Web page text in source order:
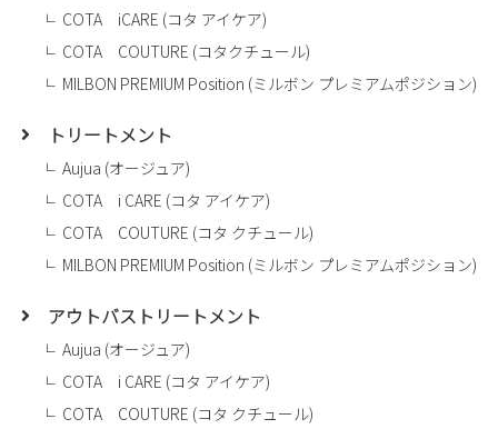
COTA iCARE (コタ アイケア)
COTA COUTURE (コタクチュール)
MILBON PREMIUM Position (ミルボン プレミアムポジション)
トリートメント
Aujua (オージュア)
COTA i CARE (コタ アイケア)
COTA COUTURE (コタ クチュール)
MILBON PREMIUM Position (ミルボン プレミアムポジション)
アウトバストリートメント
Aujua (オージュア)
COTA i CARE (コタ アイケア)
COTA COUTURE (コタ クチュール)